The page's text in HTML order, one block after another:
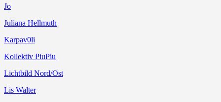
Jo
Juliana Hellmuth
Karpav0li
Kollektiv PiuPiu
Lichtbild Nord/Ost
Lis Walter